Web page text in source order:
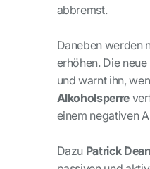
abbremst.
Daneben werden
erhöhen. Die neue
und warnt ihn,
Alkoholsperre
einem negativen
Dazu Patrick